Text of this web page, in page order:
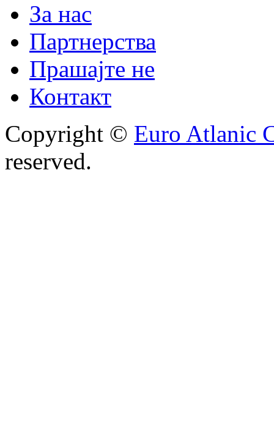
За нас
Партнерства
Прашајте не
Контакт
Copyright © Euro Atlanic
reserved.